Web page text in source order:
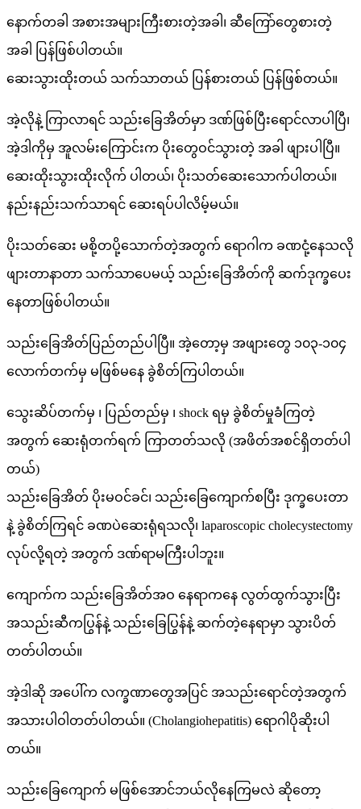
နောက်တခါ အစားအများကြီးစားတဲ့အခါ၊ ဆီကြော်တွေစားတဲ့
အခါ ပြန်ဖြစ်ပါတယ်။
ဆေးသွားထိုးတယ် သက်သာတယ် ပြန်စားတယ် ပြန်ဖြစ်တယ်။
အဲ့လိုနဲ့ ကြာလာရင် သည်းခြေအိတ်မှာ ဒဏ်ဖြစ်ပြီးရောင်လာပါပြီ၊
အဲ့ဒါကိုမှ အူလမ်းကြောင်းက ပိုးတွေဝင်သွားတဲ့ အခါ ဖျားပါပြီ။
ဆေးထိုးသွားထိုးလိုက် ပါတယ်၊ ပိုးသတ်ဆေးသောက်ပါတယ်။
နည်းနည်းသက်သာရင် ဆေးရပ်ပါလိမ့်မယ်။
ပိုးသတ်ဆေး မစို့တပို့သောက်တဲ့အတွက် ရောဂါက ခဏငုံ့နေသလို
ဖျားတာနာတာ သက်သာပေမယ့် သည်းခြေအိတ်ကို ဆက်ဒုက္ခပေး
နေတာဖြစ်ပါတယ်။
သည်းခြေအိတ်ပြည်တည်ပါပြီ။ အဲ့တော့မှ အဖျားတွေ ၁၀၃-၁၀၄
လောက်တက်မှ မဖြစ်မနေ ခွဲစိတ်ကြပါတယ်။
သွေးဆိပ်တက်မှ ၊ ပြည်တည်မှ ၊ shock ရမှ ခွဲစိတ်မှုခံကြတဲ့
အတွက် ဆေးရုံတက်ရက် ကြာတတ်သလို (အဖိတ်အစင်ရှိတတ်ပါ
တယ်)
သည်းခြေအိတ် ပိုးမဝင်ခင်၊ သည်းခြေကျောက်စပြီး ဒုက္ခပေးတာ
နဲ့ ခွဲစိတ်ကြရင် ခဏပဲဆေးရုံရသလို၊ laparoscopic cholecystectomy
လုပ်လို့ရတဲ့ အတွက် ဒဏ်ရာမကြီးပါဘူး။
ကျောက်က သည်းခြေအိတ်အဝ နေရာကနေ လွတ်ထွက်သွားပြီး
အသည်းဆီကပြွန်နဲ့ သည်းခြေပြွန်နဲ့ ဆက်တဲ့နေရာမှာ သွားပိတ်
တတ်ပါတယ်။
အဲ့ဒါဆို အပေါ်က လက္ခဏာတွေအပြင် အသည်းရောင်တဲ့အတွက်
အသားပါဝါတတ်ပါတယ်။ (Cholangiohepatitis) ရောဂါပိုဆိုးပါ
တယ်။
သည်းခြေကျောက် မဖြစ်အောင်ဘယ်လိုနေကြမလဲ ဆိုတော့